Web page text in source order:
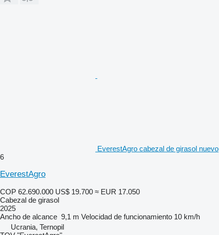
EverestAgro cabezal de girasol nuevo
6
EverestAgro
COP 62.690.000 US$ 19.700 ≈ EUR 17.050
Cabezal de girasol
2025
Ancho de alcance 9,1 m Velocidad de funcionamiento 10 km/h
Ucrania, Ternopil